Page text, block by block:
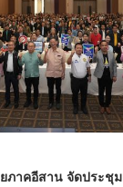
าคอีสาน จัดประชุม